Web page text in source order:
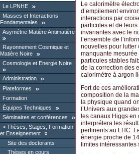
Le LPNHE
Masses et Interactions
Fondamentales
Asymétrie Matière Antimatière
Rayonnement Cosmique et
Matière Noire
Cosmologie et Energie Noire
Administration
Plateformes
Formation
Équipes Techniques
Séminaires et conférences
Thèses, Stages, Formation
et Enseignement
Site des doctorants
Thèses en cours
Le calorimètre
d’empilement
interactions par
particules et de
invariantes avec le
l’ensemble de
nouvelles pour lutter
manquante
particules stables
de la correction des
calorimètre à argon
Fort de ces
composition de la
la physique quand
l’Univers aux
les canaux Higgs
interprétera les
pertinents au LHC.
énergie proche de
limites